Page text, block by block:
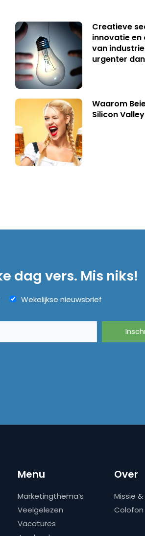
Creatieve
innovatie en
van
urgenter
Waarom
Silicon Valley
dag vers. Mis niks!
Wekelijkse nieuwsbrief
Menu
Marketingthema’s
Veelgelezen
Vacatures
Over
Missie &
Colofon